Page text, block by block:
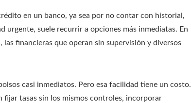
en un banco, ya sea por no contar con historial,
urgente, suele recurrir a opciones más inmediatas. En
financieras que operan sin supervisión y diversos
casi inmediatos. Pero esa facilidad tiene un costo.
fijar tasas sin los mismos controles, incorporar